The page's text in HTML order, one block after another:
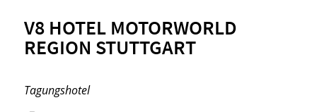
V8 HOTEL MOTORWORLD
REGION STUTTGART
Tagungshotel